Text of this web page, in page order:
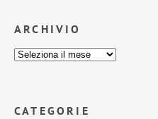
ARCHIVIO
CATEGORIE